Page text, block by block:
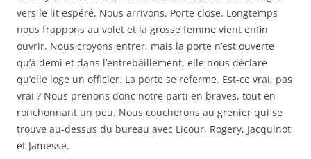
vers le lit espéré. Nous arrivons. Porte close. Longtemps
nous frappons au volet et la grosse femme vient enfin
ouvrir. Nous croyons entrer, mais la porte n’est ouverte
qu’à demi et dans l’entrebâillement, elle nous déclare
qu’elle loge un officier. La porte se referme. Est-ce vrai, pas
vrai ? Nous prenons donc notre parti en braves, tout en
ronchonnant un peu. Nous coucherons au grenier qui se
trouve au-dessus du bureau avec Licour, Rogery, Jacquinot
et Jamesse.